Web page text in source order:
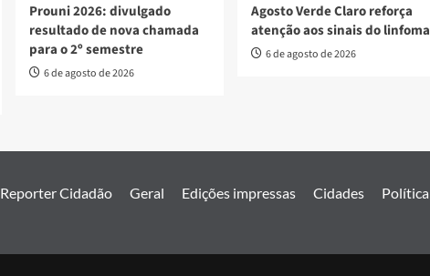
Prouni 2026: divulgado
resultado de nova chamada
para o 2º semestre
6 de agosto de 2026
Agosto Verde Claro reforça
atenção aos sinais do linfoma
6 de agosto de 2026
Reporter Cidadão Geral Edições impressas Cidades Política